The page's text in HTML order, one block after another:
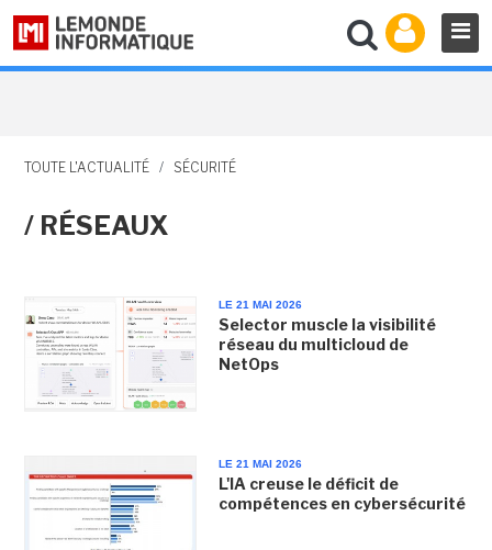
TOUTE L'ACTUALITÉ / SÉCURITÉ
/ RÉSEAUX
LE 21 MAI 2026
Selector muscle la visibilité
réseau du multicloud de
NetOps
LE 21 MAI 2026
L'IA creuse le déficit de
compétences en cybersécurité